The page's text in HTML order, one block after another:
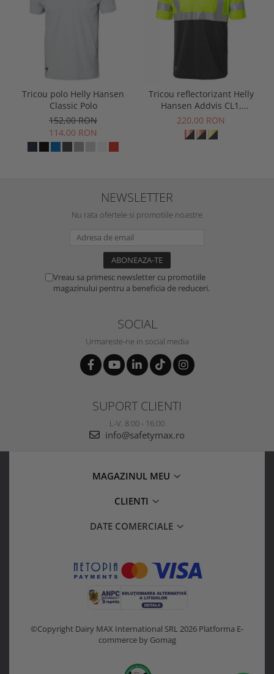
Tricou polo Helly Hansen
Classic Polo
152,00 RON
114,00 RON
Tricou reflectorizant Helly
Hansen Addvis CL1,
galben/negru abanos, XS
220,00 RON
NEWSLETTER
Nu rata ofertele si promotiile noastre
Vreau sa primesc newsletter cu promotiile
magazinului pentru a beneficia de reduceri.
SOCIAL
Urmareste-ne in social media
SUPORT CLIENTI
L-V, 8:00 - 16:00
info@safetymax.ro
MAGAZINUL MEU
CLIENTI
DATE COMERCIALE
©Copyright Dairy MAX International SRL 2026 Platforma E-
commerce by Gomag